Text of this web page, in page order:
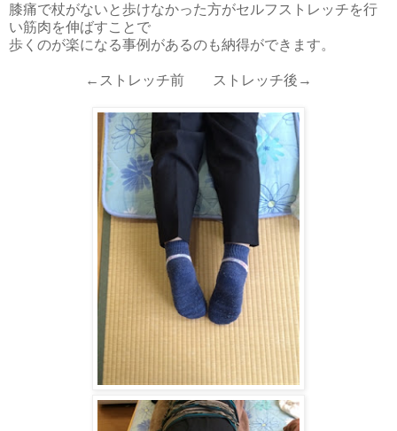
膝痛で杖がないと歩けなかった方がセルフストレッチを行
い筋肉を伸ばすことで
歩くのが楽になる事例があるのも納得ができます。
←ストレッチ前 ストレッチ後→